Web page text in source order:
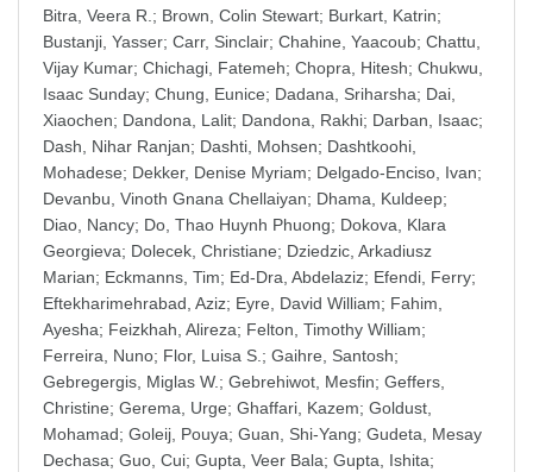
Bitra, Veera R. ; Brown, Colin Stewart; Burkart, Katrin;
Bustanji, Yasser; Carr, Sinclair; Chahine, Yaacoub; Chattu,
Vijay Kumar; Chichagi, Fatemeh; Chopra, Hitesh; Chukwu,
Isaac Sunday; Chung, Eunice; Dadana, Sriharsha; Dai,
Xiaochen; Dandona, Lalit; Dandona, Rakhi; Darban, Isaac;
Dash, Nihar Ranjan; Dashti, Mohsen; Dashtkoohi,
Mohadese; Dekker, Denise Myriam; Delgado-Enciso, Ivan;
Devanbu, Vinoth Gnana Chellaiyan; Dhama, Kuldeep;
Diao, Nancy; Do, Thao Huynh Phuong; Dokova, Klara
Georgieva; Dolecek, Christiane; Dziedzic, Arkadiusz
Marian; Eckmanns, Tim; Ed-Dra, Abdelaziz; Efendi, Ferry;
Eftekharimehrabad, Aziz; Eyre, David William; Fahim,
Ayesha; Feizkhah, Alireza; Felton, Timothy William;
Ferreira, Nuno; Flor, Luisa S. ; Gaihre, Santosh;
Gebregergis, Miglas W. ; Gebrehiwot, Mesfin; Geffers,
Christine; Gerema, Urge; Ghaffari, Kazem; Goldust,
Mohamad; Goleij, Pouya; Guan, Shi-Yang; Gudeta, Mesay
Dechasa; Guo, Cui; Gupta, Veer Bala; Gupta, Ishita;